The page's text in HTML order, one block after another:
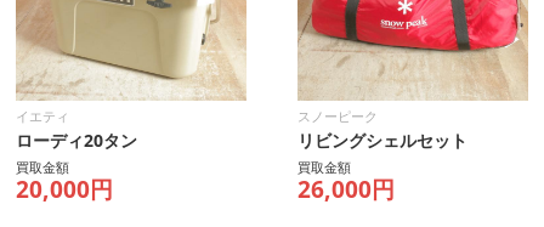
イエティ
ローディ20タン
買取金額
20,000円
スノーピーク
リビングシェルセット
買取金額
26,000円